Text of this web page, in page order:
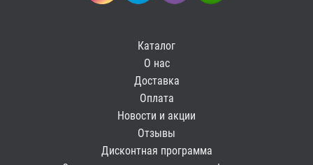
Каталог
О нас
Доставка
Оплата
Новости и акции
Отзывы
Дисконтная программа